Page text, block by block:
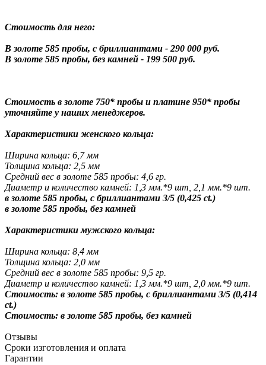
Стоимость для него:
В золоте 585 пробы, с бриллиантами - 290 000 руб.
В золоте 585 пробы, без камней - 199 500 руб.
Стоимость в золоте 750* пробы и платине 950* пробы
уточняйте у наших менеджеров.
Характеристики женского кольца:
Ширина кольца: 6,7 мм
Толщина кольца: 2,5 мм
Средний вес в золоте 585 пробы: 4,6 гр.
Диаметр и количество камней: 1,3 мм.*9 шт, 2,1 мм.*9 шт.
в золоте 585 пробы, с бриллиантами 3/5 (0,425 ct.)
в золоте 585 пробы, без камней
Характеристики мужского кольца:
Ширина кольца: 8,4 мм
Толщина кольца: 2,0 мм
Средний вес в золоте 585 пробы: 9,5 гр.
Диаметр и количество камней: 1,3 мм.*9 шт, 2,0 мм.*9 шт.
Стоимость: в золоте 585 пробы, с бриллиантами 3/5 (0,414
ct.)
Стоимость: в золоте 585 пробы, без камней
Отзывы
Сроки изготовления и оплата
Гарантии